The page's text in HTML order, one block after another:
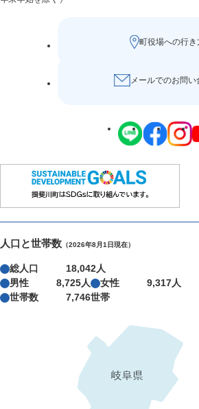
町役場への行き
メールでのお問い
人口と世帯数 （2026年8月1日現在）
総人口
18,042人
男性
8,725人 女性
9,317人
世帯数
7,746世帯